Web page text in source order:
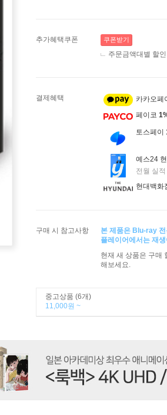
추가혜택쿠폰 쿠폰받기
주문금액대별 할
결제혜택 카카오페
페이코
토스페이
예스24
전월 실
현대백화
구매 시 참고사항
본 제품은 Blu-ray
플레이어에서는 재
현재 새 상품은 구매
해보세요.
중고상품 (6개)
11,000원 ~